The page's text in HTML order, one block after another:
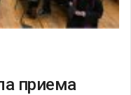
приема